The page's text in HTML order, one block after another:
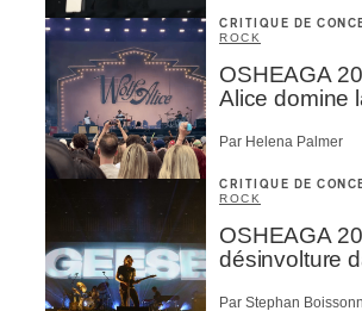
CRITIQUE DE
ROCK
OSHEAGA
Alice domine
Par Helena Palmer
CRITIQUE DE
ROCK
OSHEAGA
désinvolture
Par Stephan